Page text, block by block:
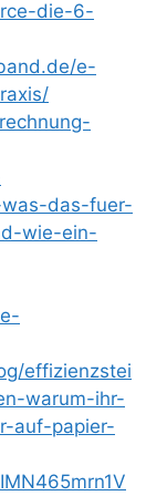
die-6-
e-
das-fuer-
wie-ein-
effizienzstei
warum-ihr-
auf-papier-